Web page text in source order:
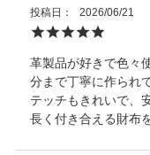
投稿日 2026/06/21
革製品が好きで色々
分まで丁寧に作られ
テッチもきれいで、
長く付き合える財布